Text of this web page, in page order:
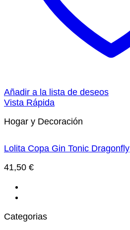
Añadir a la lista de deseos
Vista Rápida
Hogar y Decoración
Lolita Copa Gin Tonic Dragonfly
41,50 €
Categorias